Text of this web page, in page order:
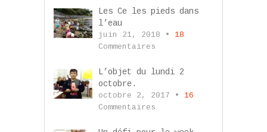
Les Ce les pieds dans
l’eau
juin 21, 2018 • 18
Commentaires
L’objet du lundi 2
octobre.
octobre 2, 2017 • 16
Commentaires